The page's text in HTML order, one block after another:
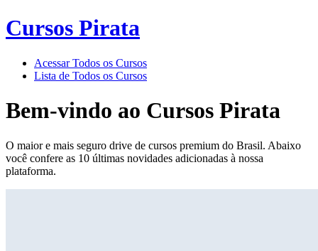
Cursos Pirata
Acessar Todos os Cursos
Lista de Todos os Cursos
Bem-vindo ao Cursos Pirata
O maior e mais seguro drive de cursos premium do Brasil. Abaixo
você confere as 10 últimas novidades adicionadas à nossa
plataforma.